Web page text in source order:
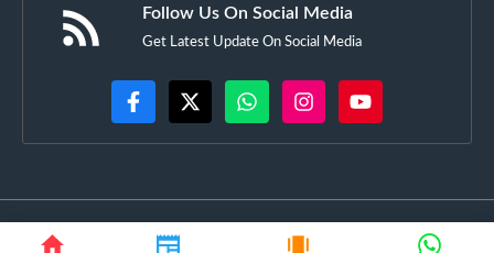
Follow Us On Social Media
Get Latest Update On Social Media
GujaratSquare.in • All rights reserved